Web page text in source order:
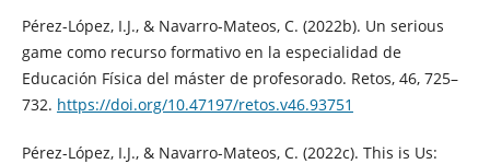
Pérez-López, I.J., & Navarro-Mateos, C. (2022b). Un serious
game como recurso formativo en la especialidad de
Educación Física del máster de profesorado. Retos, 46, 725–
732. https://doi.org/10.47197/retos.v46.93751
Pérez-López, I.J., & Navarro-Mateos, C. (2022c). This is Us: